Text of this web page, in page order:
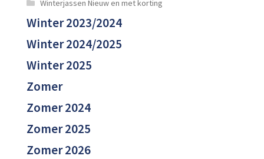
Winterjassen Nieuw en met korting
Winter 2023/2024
Winter 2024/2025
Winter 2025
Zomer
Zomer 2024
Zomer 2025
Zomer 2026